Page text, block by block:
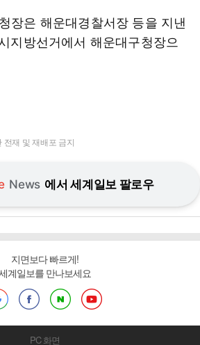
장은 해운대경찰서장 등을 지낸
지방선거에서 해운대구청장으
재 및 재배포 금지
News 에서 세계일보 팔로우
지면보다 빠르게!
계일보를 만나보세요
PC 화면